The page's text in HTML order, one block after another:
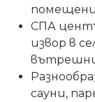
СПА
извор в
сауни,